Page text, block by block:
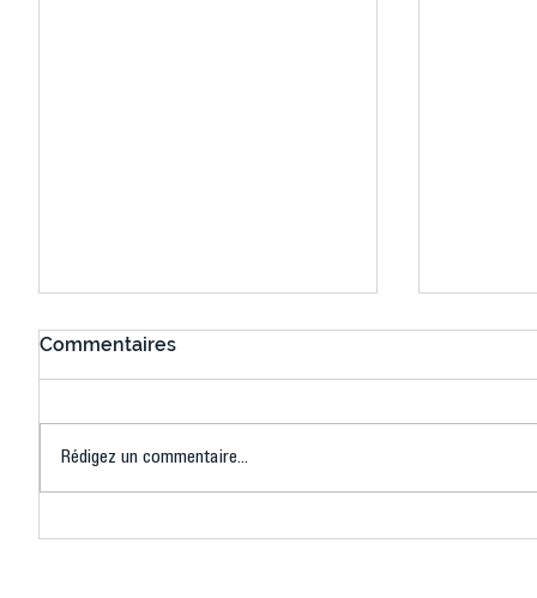
Ping ? Quand le tennis de
termine
Commentaires
Rédigez un commentaire...